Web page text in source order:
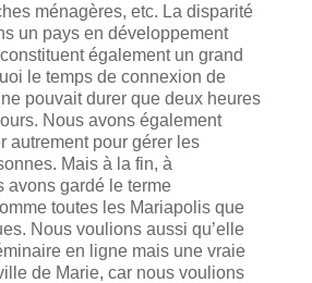
ménagères, etc. La disparité
un pays en développement
également un grand
le temps de connexion de
pouvait durer que deux heures
Nous avons également
autrement pour gérer les
Mais à la fin, à
avons gardé le terme
toutes les Mariapolis que
Nous voulions aussi qu’elle
en ligne mais une vraie
de Marie, car nous voulions